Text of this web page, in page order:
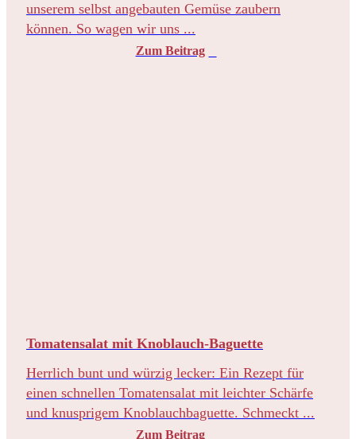
unserem selbst angebauten Gemüse zaubern
können. So wagen wir uns ...
Zum Beitrag
Tomatensalat mit Knoblauch-Baguette
Herrlich bunt und würzig lecker: Ein Rezept für
einen schnellen Tomatensalat mit leichter Schärfe
und knusprigem Knoblauchbaguette. Schmeckt ...
Zum Beitrag